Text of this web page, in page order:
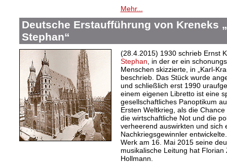
Mehr...
Deutsche Erstaufführung von Kreneks
Stephan“
(28.4.2015) 1930 schrieb Ernst
Stephan , in der er ein
Menschen skizzierte, in „Karl-
beschrieb. Das Stück wurde
und schließlich erst 1990
einem eigenen Libretto ist eine
gesellschaftliches Panoptikum
Ersten Weltkrieg, als die
die wirtschaftliche Not und die
verheerend auswirkten und sich
Nachkriegsgewinnler
Werk am 16. Mai 2015 seine
musikalische Leitung hat
Hollmann.